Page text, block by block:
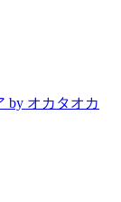
by オカタオカ